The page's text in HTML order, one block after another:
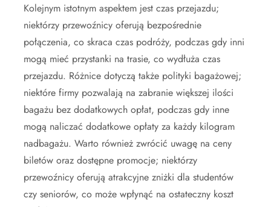
Kolejnym istotnym aspektem jest czas przejazdu;
niektórzy przewoźnicy oferują bezpośrednie
połączenia, co skraca czas podróży, podczas gdy inni
mogą mieć przystanki na trasie, co wydłuża czas
przejazdu. Różnice dotyczą także polityki bagażowej;
niektóre firmy pozwalają na zabranie większej ilości
bagażu bez dodatkowych opłat, podczas gdy inne
mogą naliczać dodatkowe opłaty za każdy kilogram
nadbagażu. Warto również zwrócić uwagę na ceny
biletów oraz dostępne promocje; niektórzy
przewoźnicy oferują atrakcyjne zniżki dla studentów
czy seniorów, co może wpłynąć na ostateczny koszt